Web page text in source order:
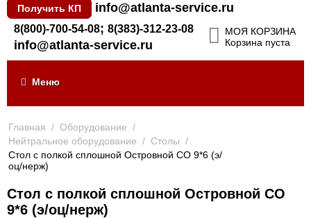
Получить КП info@atlanta-service.ru
8(800)-700-54-08; 8(383)-312-23-08
info@atlanta-service.ru
МОЯ КОРЗИНА
Корзина пуста
Меню
Главная / Оборудование /
Нейтральное оборудование / Столы /
Стол с полкой сплошной Островной СО 9*6 (э/
оц/нерж)
Стол с полкой сплошной Островной СО
9*6 (э/оц/нерж)